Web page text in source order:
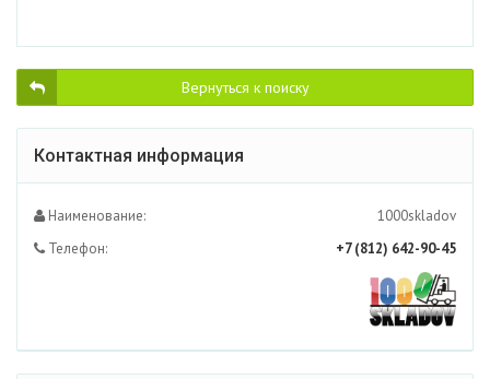
Вернуться к поиску
Контактная информация
Наименование:
1000skladov
Телефон:
+7 (812) 642-90-45